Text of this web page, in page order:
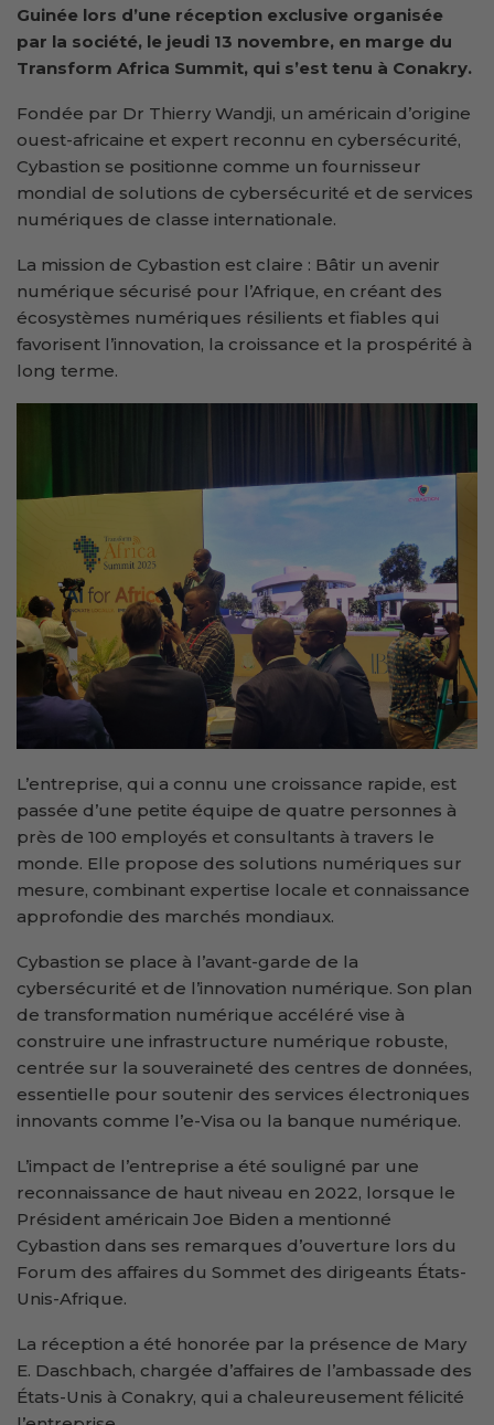
Guinée lors d’une réception exclusive organisée
par la société, le jeudi 13 novembre, en marge du
Transform Africa Summit, qui s’est tenu à Conakry.
Fondée par Dr Thierry Wandji, un américain d’origine
ouest-africaine et expert reconnu en cybersécurité,
Cybastion se positionne comme un fournisseur
mondial de solutions de cybersécurité et de services
numériques de classe internationale.
La mission de Cybastion est claire : Bâtir un avenir
numérique sécurisé pour l’Afrique, en créant des
écosystèmes numériques résilients et fiables qui
favorisent l’innovation, la croissance et la prospérité à
long terme.
L’entreprise, qui a connu une croissance rapide, est
passée d’une petite équipe de quatre personnes à
près de 100 employés et consultants à travers le
monde. Elle propose des solutions numériques sur
mesure, combinant expertise locale et connaissance
approfondie des marchés mondiaux.
Cybastion se place à l’avant-garde de la
cybersécurité et de l’innovation numérique. Son plan
de transformation numérique accéléré vise à
construire une infrastructure numérique robuste,
centrée sur la souveraineté des centres de données,
essentielle pour soutenir des services électroniques
innovants comme l’e-Visa ou la banque numérique.
L’impact de l’entreprise a été souligné par une
reconnaissance de haut niveau en 2022, lorsque le
Président américain Joe Biden a mentionné
Cybastion dans ses remarques d’ouverture lors du
Forum des affaires du Sommet des dirigeants États-
Unis-Afrique.
La réception a été honorée par la présence de Mary
E. Daschbach, chargée d’affaires de l’ambassade des
États-Unis à Conakry, qui a chaleureusement félicité